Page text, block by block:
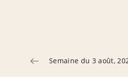
Semaine du 3 août,